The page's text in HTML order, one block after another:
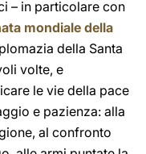
– in particolare con
mondiale della
della Santa
volte, e
le vie della pace
e pazienza: alla
al confronto